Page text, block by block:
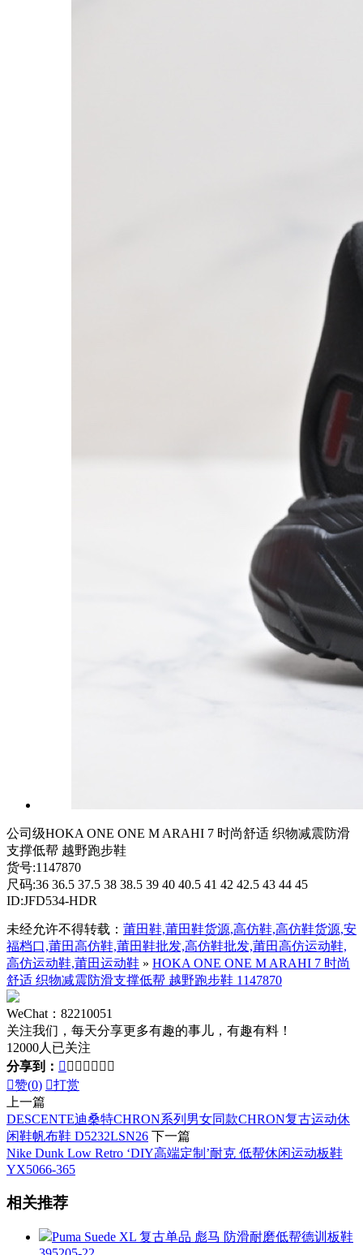
公司级HOKA ONE ONE M ARAHI 7 时尚舒适 织物减震防滑
支撑低帮 越野跑步鞋
货号:1147870
尺码:36 36.5 37.5 38 38.5 39 40 40.5 41 42 42.5 43 44 45
ID:JFD534-HDR
未经允许不得转载： 莆田鞋,莆田鞋货源,高仿鞋,高仿鞋货源,安
福档口,莆田高仿鞋,莆田鞋批发,高仿鞋批发,莆田高仿运动鞋,
高仿运动鞋,莆田运动鞋 » HOKA ONE ONE M ARAHI 7 时尚
舒适 织物减震防滑支撑低帮 越野跑步鞋 1147870
WeChat：82210051
关注我们，每天分享更多有趣的事儿，有趣有料！
12000人已关注
分享到：       
赞(0) 打赏
上一篇
DESCENTE迪桑特CHRON系列男女同款CHRON复古运动休
闲鞋帆布鞋 D5232LSN26 下一篇
Nike Dunk Low Retro ‘DIY高端定制’耐克 低帮休闲运动板鞋
YX5066-365
相关推荐
Puma Suede XL 复古单品 彪马 防滑耐磨低帮德训板鞋